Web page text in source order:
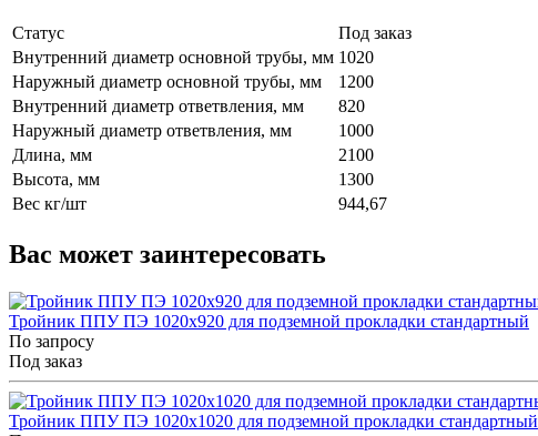
Статус
Под заказ
Внутренний диаметр основной трубы, мм 1020
Наружный диаметр основной трубы, мм
1200
Внутренний диаметр ответвления, мм
820
Наружный диаметр ответвления, мм
1000
Длина, мм
2100
Высота, мм
1300
Вес кг/шт
944,67
Вас может заинтересовать
Тройник ППУ ПЭ 1020x920 для подземной прокладки стандартный
По запросу
Под заказ
Тройник ППУ ПЭ 1020x1020 для подземной прокладки стандартный